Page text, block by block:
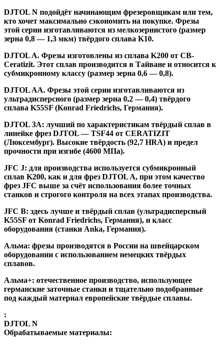
DJTOL N подойдёт начинающим фрезеровщикам или тем,
кто хочет максимально сэкономить на покупке. Фрезы
этой серии изготавливаются из мелкозернистого (размер
зерна 0,8 — 1,3 мкм) твёрдого сплава K10.
DJTOL A. Фрезы изготовлены из сплава K200 от CB-
Ceratizit. Этот сплав производится в Тайване и относится к
субмикронному классу (размер зерна 0,6 — 0,8).
DJTOL AA. Фрезы этой серии изготавливаются из
ультрадисперсного (размер зерна 0,2 — 0,4) твёрдого
сплава K55SF (Konrad Friedrichs, Германия).
DJTOL 3A: лучший по характеристикам твёрдый сплав в
линейке фрез DJTOL — TSF44 от CERATIZIT
(Люксембург). Высокие твёрдость (92,7 HRA) и предел
прочности при изгибе (4600 МПа).
JFC J: для производства используется субмикронный
сплав K200, как и для фрез DJTOL A, при этом качество
фрез JFC выше за счёт использования более точных
станков и строгого контроля на всех этапах производства.
JFC B: здесь лучше и твёрдый сплав (ультрадисперсный
K55SF от Konrad Friedrichs, Германия), и класс
оборудования (станки Anka, Германия).
Альма: фрезы производятся в России на швейцарском
оборудовании с использованием немецких твёрдых
сплавов.
Альма+: отечественное производство, использующее
германские заточные станки и тщательно подобранные
под каждый материал европейские твёрдые сплавы.
:
DJTOL N
Обрабатываемые материалы: